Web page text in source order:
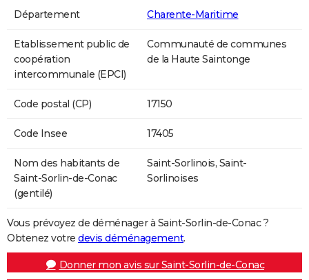
Département Charente-Maritime
Etablissement public de
coopération
intercommunale (EPCI)
Communauté de communes
de la Haute Saintonge
Code postal (CP) 17150
Code Insee 17405
Nom des habitants de
Saint-Sorlin-de-Conac
(gentilé)
Saint-Sorlinois, Saint-
Sorlinoises
Vous prévoyez de déménager à Saint-Sorlin-de-Conac ?
Obtenez votre devis déménagement.
Donner mon avis sur Saint-Sorlin-de-Conac